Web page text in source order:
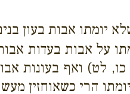
אבות בעון
על אבות בעדות
כו, לט) ואף בעונות
הרי כשאוחזין